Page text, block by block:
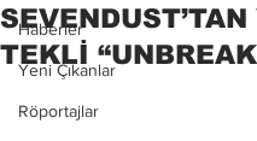
Haberler
Yeni Çıkanlar
Röportajlar
TEKLİ